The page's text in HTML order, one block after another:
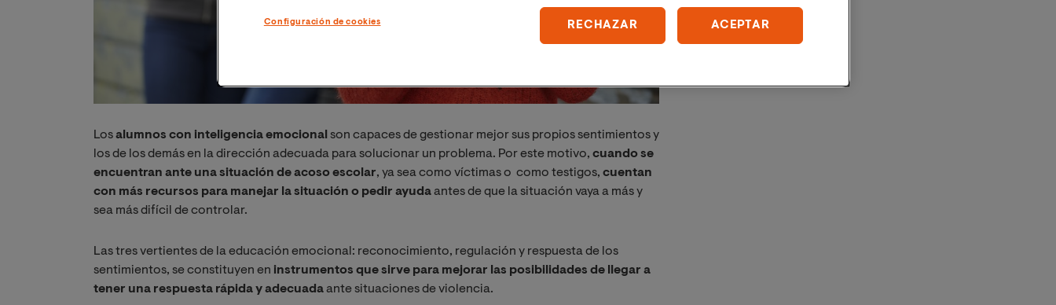
Losalumnos con inteligencia emocional son capaces de gestionar mejor sus propios sentimientos y
los de los demás en la dirección adecuada para solucionar un problema. Por este motivo, cuando se
encuentran ante una situación de acoso escolar, ya sea como víctimas o como testigos, cuentan
con más recursos para manejar la situación o pedir ayudaantes de que la situación vaya a más y
sea más difícil de controlar.
Las tres vertientes de la educación emocional: reconocimiento, regulación y respuesta de los
sentimientos, se constituyen en instrumentos que sirve para mejorar las posibilidades de llegar a
tener una respuesta rápida y adecuadaante situaciones de violencia.
Configuración de cookies RECHAZAR ACEPTAR